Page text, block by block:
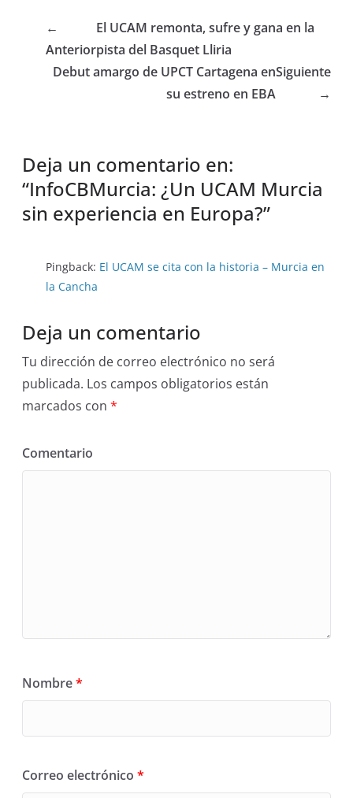
←
Anterior
El UCAM remonta, sufre y gana en la
pista del Basquet Lliria
Debut amargo de UPCT Cartagena en
su estreno en EBA
Siguiente
→
Deja un comentario en:
“InfoCBMurcia: ¿Un UCAM Murcia
sin experiencia en Europa?”
Pingback: El UCAM se cita con la historia – Murcia en
la Cancha
Deja un comentario
Tu dirección de correo electrónico no será
publicada. Los campos obligatorios están
marcados con*
Comentario
Nombre*
Correo electrónico*